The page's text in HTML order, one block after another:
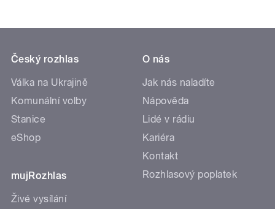
Český rozhlas
Válka na Ukrajině
Komunální volby
Stanice
eShop
mujRozhlas
Živé vysílání
O nás
Jak nás naladíte
Nápověda
Lidé v rádiu
Kariéra
Kontakt
Rozhlasový poplatek